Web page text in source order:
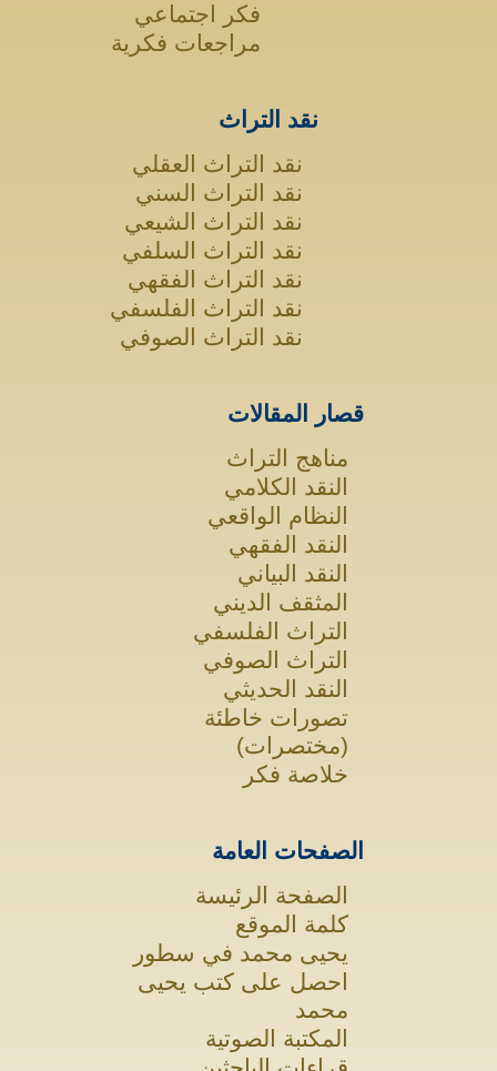
فكر اجتماعي
مراجعات فكرية
نقد التراث
نقد التراث العقلي
نقد التراث السني
نقد التراث الشيعي
نقد التراث السلفي
نقد التراث الفقهي
نقد التراث الفلسفي
نقد التراث الصوفي
قصار المقالات
مناهج التراث
النقد الكلامي
النظام الواقعي
النقد الفقهي
النقد البياني
المثقف الديني
التراث الفلسفي
التراث الصوفي
النقد الحديثي
تصورات خاطئة
(مختصرات)
خلاصة فكر
الصفحات العامة
الصفحة الرئيسة
كلمة الموقع
يحيى محمد في سطور
احصل على كتب يحيى
محمد
المكتبة الصوتية